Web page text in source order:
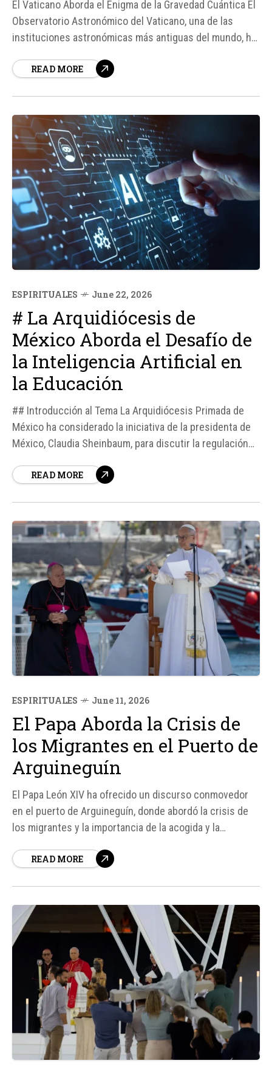
El Vaticano Aborda el Enigma de la Gravedad Cuántica El
Observatorio Astronómico del Vaticano, una de las
instituciones astronómicas más antiguas del mundo, ha
de los mayores desafíos de la física contemporánea: la
READ MORE
ESPIRITUALES June 22, 2026
# La Arquidiócesis de
México Aborda el Desafío de
la Inteligencia Artificial en
la Educación
## Introducción al Tema La Arquidiócesis Primada de
México ha considerado la iniciativa de la presidenta de
México, Claudia Sheinbaum, para discutir la regulación
ámbito educativo y en la niñez, como una medida
READ MORE
ESPIRITUALES June 11, 2026
El Papa Aborda la Crisis de
los Migrantes en el Puerto de
Arguineguín
El Papa León XIV ha ofrecido un discurso conmovedor
en el puerto de Arguineguín, donde abordó la crisis de
los migrantes y la importancia de la acogida y la
Papa destacó la necesidad de reconocer la dignidad de
READ MORE